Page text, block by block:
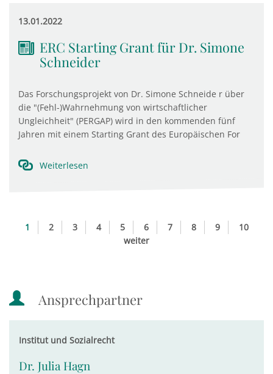
13.01.2022
ERC Starting Grant für Dr. Simone
Schneider
Das Forschungsprojekt von Dr. Simone Schneide r über
die "(Fehl-)Wahrnehmung von wirtschaftlicher
Ungleichheit" (PERGAP) wird in den kommenden fünf
Jahren mit einem Starting Grant des Europäischen For
Weiterlesen
1 2 3 4 5 6 7 8 9
10
weiter
Ansprechpartner
Institut und Sozialrecht
Dr. Julia Hagn